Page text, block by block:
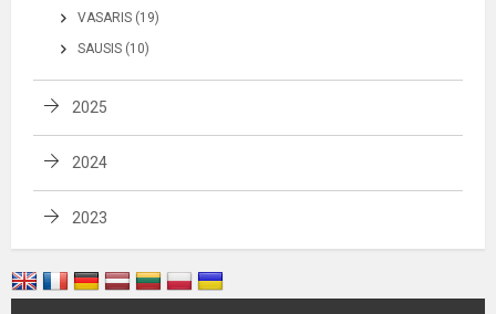
VASARIS (19)
SAUSIS (10)
2025
2024
2023